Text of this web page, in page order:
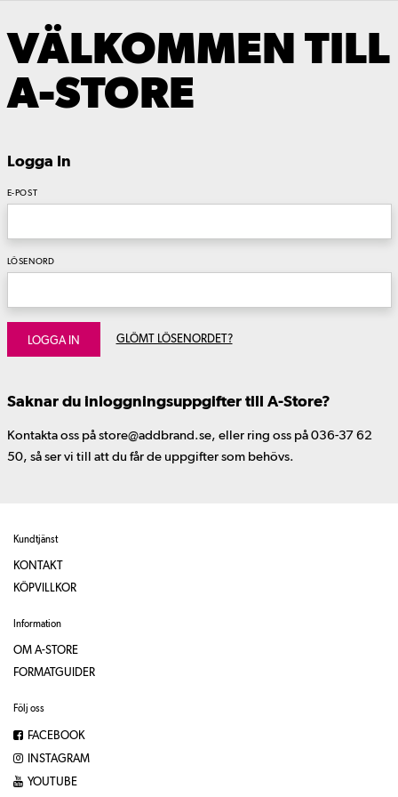
VÄLKOMMEN TILL
A-STORE
Logga In
E-POST
LÖSENORD
LOGGA IN GLÖMT LÖSENORDET?
Saknar du inloggningsuppgifter till A-Store?
Kontakta oss på store@addbrand.se, eller ring oss på 036-37 62
50, så ser vi till att du får de uppgifter som behövs.
Kundtjänst
KONTAKT
KÖPVILLKOR
Information
OM A-STORE
FORMATGUIDER
Följ oss
FACEBOOK
INSTAGRAM
YOUTUBE